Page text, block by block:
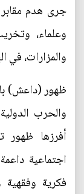
جرى هدم
وعلماء،
والمزارات، في
ظهور (داعش)
والحرب
أفرزها ظهور
اجتماعية
فكرية وفقهية